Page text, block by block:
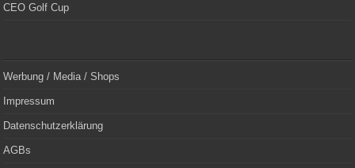
CEO Golf Cup
Werbung / Media / Shops
Impressum
Datenschutzerklärung
AGBs